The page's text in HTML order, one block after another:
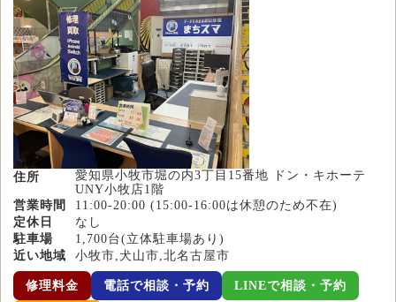
住所
愛知県小牧市堀の内3丁目15番地 ドン・キホーテ
UNY小牧店1階
営業時間
11:00-20:00 (15:00-16:00は休憩のため不在)
定休日
なし
駐車場
1,700台(立体駐車場あり)
近い地域
小牧市,犬山市,北名古屋市
修理料金 電話で相談・予約 LINEで相談・予約